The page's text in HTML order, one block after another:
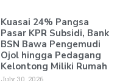
Kuasai 24% Pangsa
Pasar KPR Subsidi, Bank
BSN Bawa Pengemudi
Ojol hingga Pedagang
Kelontong Miliki Rumah
July 30, 2026